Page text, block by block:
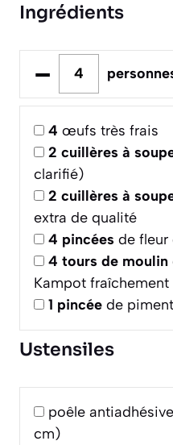
Ingrédients
–
4 œufs très frais
2 cuillères à
clarifié)
2 cuillères à
extra de qualité
4 pincées de fleur
4 tours de moulin
Kampot fraîchement
1 pincée de
Ustensiles
poêle
cm)